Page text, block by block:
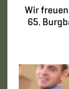
Wir
65.